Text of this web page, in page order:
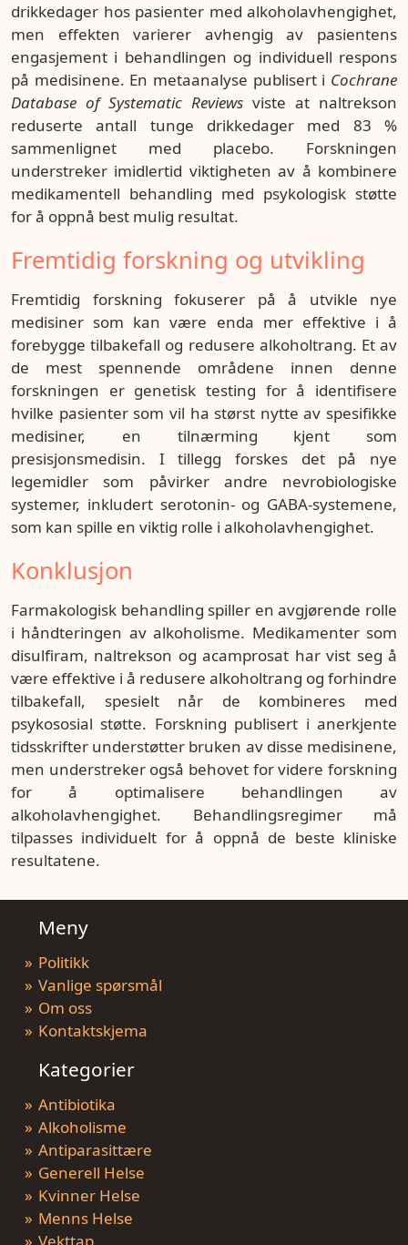
drikkedager hos pasienter med alkoholavhengighet,
men effekten varierer avhengig av pasientens
engasjement i behandlingen og individuell respons
på medisinene. En metaanalyse publisert i Cochrane
Database of Systematic Reviews viste at naltrekson
reduserte antall tunge drikkedager med 83 %
sammenlignet med placebo. Forskningen
understreker imidlertid viktigheten av å kombinere
medikamentell behandling med psykologisk støtte
for å oppnå best mulig resultat.
Fremtidig forskning og utvikling
Fremtidig forskning fokuserer på å utvikle nye
medisiner som kan være enda mer effektive i å
forebygge tilbakefall og redusere alkoholtrang. Et av
de mest spennende områdene innen denne
forskningen er genetisk testing for å identifisere
hvilke pasienter som vil ha størst nytte av spesifikke
medisiner, en tilnærming kjent som
presisjonsmedisin. I tillegg forskes det på nye
legemidler som påvirker andre nevrobiologiske
systemer, inkludert serotonin- og GABA-systemene,
som kan spille en viktig rolle i alkoholavhengighet.
Konklusjon
Farmakologisk behandling spiller en avgjørende rolle
i håndteringen av alkoholisme. Medikamenter som
disulfiram, naltrekson og acamprosat har vist seg å
være effektive i å redusere alkoholtrang og forhindre
tilbakefall, spesielt når de kombineres med
psykososial støtte. Forskning publisert i anerkjente
tidsskrifter understøtter bruken av disse medisinene,
men understreker også behovet for videre forskning
for å optimalisere behandlingen av
alkoholavhengighet. Behandlingsregimer må
tilpasses individuelt for å oppnå de beste kliniske
resultatene.
Meny
Politikk
Vanlige spørsmål
Om oss
Kontaktskjema
Kategorier
Antibiotika
Alkoholisme
Antiparasittære
Generell Helse
Kvinner Helse
Menns Helse